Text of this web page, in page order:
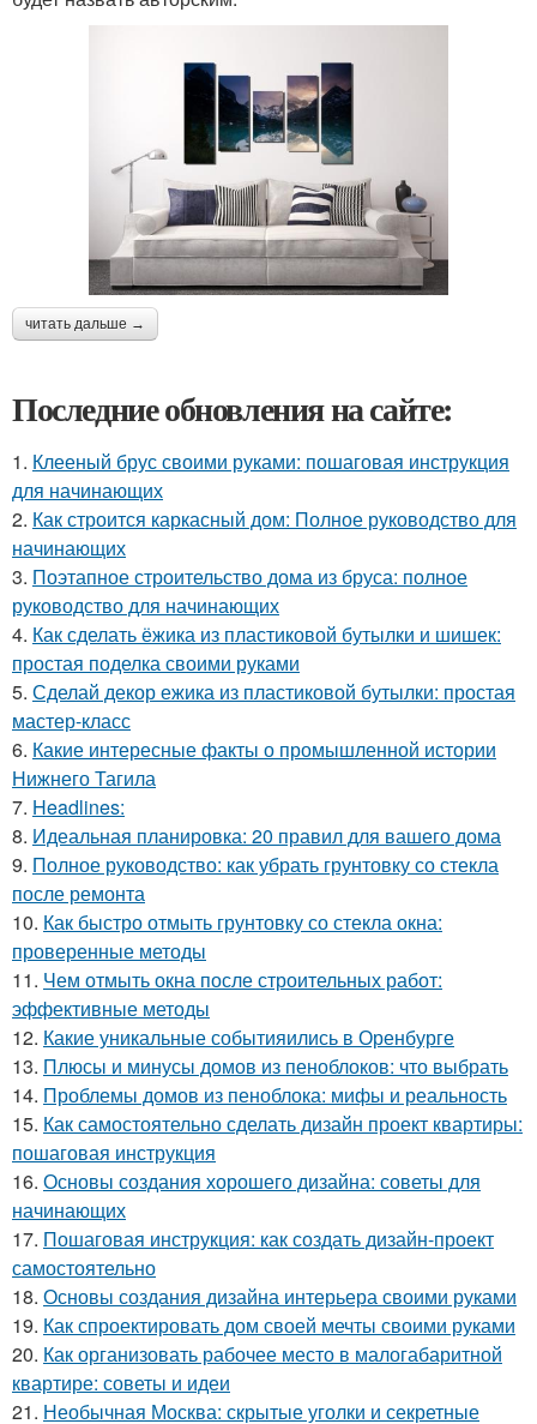
читать дальше →
Последние обновления на сайте:
1. Клееный брус своими руками: пошаговая инструкция
для начинающих
2. Как строится каркасный дом: Полное руководство для
начинающих
3. Поэтапное строительство дома из бруса: полное
руководство для начинающих
4. Как сделать ёжика из пластиковой бутылки и шишек:
простая поделка своими руками
5. Сделай декор ежика из пластиковой бутылки: простая
мастер-класс
6. Какие интересные факты о промышленной истории
Нижнего Тагила
7. Headlines:
8. Идеальная планировка: 20 правил для вашего дома
9. Полное руководство: как убрать грунтовку со стекла
после ремонта
10. Как быстро отмыть грунтовку со стекла окна:
проверенные методы
11. Чем отмыть окна после строительных работ:
эффективные методы
12. Какие уникальные событияились в Оренбурге
13. Плюсы и минусы домов из пеноблоков: что выбрать
14. Проблемы домов из пеноблока: мифы и реальность
15. Как самостоятельно сделать дизайн проект квартиры:
пошаговая инструкция
16. Основы создания хорошего дизайна: советы для
начинающих
17. Пошаговая инструкция: как создать дизайн-проект
самостоятельно
18. Основы создания дизайна интерьера своими руками
19. Как спроектировать дом своей мечты своими руками
20. Как организовать рабочее место в малогабаритной
квартире: советы и идеи
21. Необычная Москва: скрытые уголки и секретные